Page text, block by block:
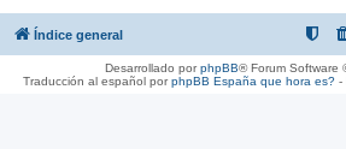
Índice general
Desarrollado porphpBB® Forum Software
Traducción al español porphpBB España que hora es?-